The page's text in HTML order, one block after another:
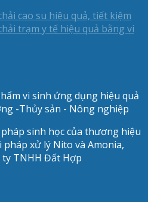
cao su hiệu quả, tiết kiệm
trạm y tế hiệu quả bằng vi
vi sinh ứng dụng hiệu quả
-Thủy sản - Nông nghiệp
sinh học của thương hiệu
pháp xử lý Nito và Amonia,
TNHH Đất Hợp